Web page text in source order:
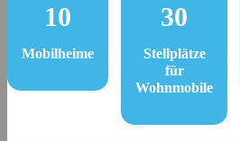
10
Mobilheime
30
Stellplätze
für
Wohnmobile